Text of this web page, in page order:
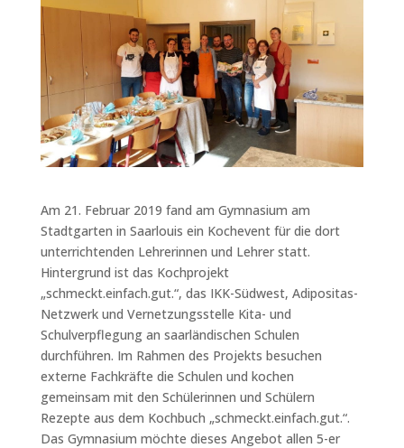
Am 21. Februar 2019 fand am Gymnasium am
Stadtgarten in Saarlouis ein Kochevent für die dort
unterrichtenden Lehrerinnen und Lehrer statt.
Hintergrund ist das Kochprojekt
„schmeckt.einfach.gut.“, das IKK-Südwest, Adipositas-
Netzwerk und Vernetzungsstelle Kita- und
Schulverpflegung an saarländischen Schulen
durchführen. Im Rahmen des Projekts besuchen
externe Fachkräfte die Schulen und kochen
gemeinsam mit den Schülerinnen und Schülern
Rezepte aus dem Kochbuch „schmeckt.einfach.gut.“.
Das Gymnasium möchte dieses Angebot allen 5-er